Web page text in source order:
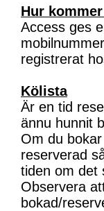
Hur
Access ges
registrerat
Kölista
Är en tid
ännu hunnit
Om du
reserverad
tiden om det
Observera
bokad/